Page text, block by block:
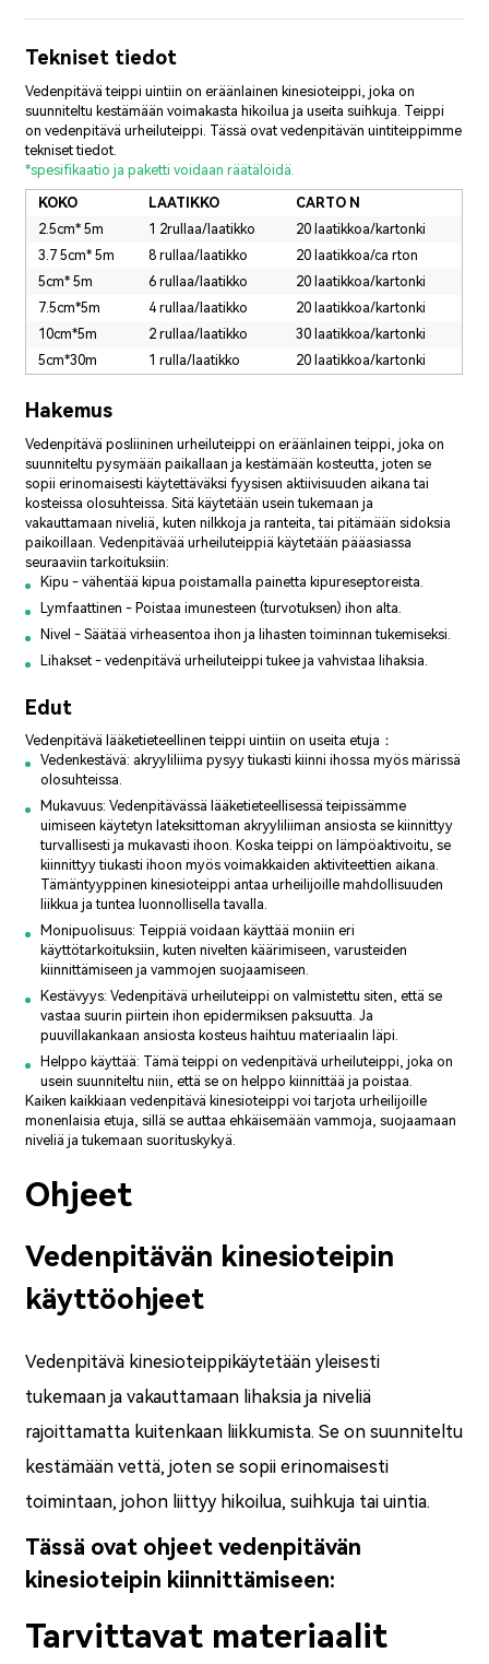
Tekniset tiedot
Vedenpitävä teippi uintiin on eräänlainen kinesioteippi, joka on
suunniteltu kestämään voimakasta hikoilua ja useita suihkuja. Teippi
on vedenpitävä urheiluteippi. Tässä ovat vedenpitävän uintiteippimme
tekniset tiedot.
*spesifikaatio ja paketti voidaan räätälöidä.
KOKO LAATIKKO
CARTO N
2.5cm* 5m
1 2rullaa/laatikko
20 laatikkoa/kartonki
3.7 5cm* 5m
8 rullaa/laatikko
20 laatikkoa/ca rton
5cm* 5m
6 rullaa/laatikko
20 laatikkoa/kartonki
7.5cm*5m
4 rullaa/laatikko
20 laatikkoa/kartonki
10cm*5m
2 rullaa/laatikko
30 laatikkoa/kartonki
5cm*30m
1 rulla/laatikko 20 laatikkoa/kartonki
Hakemus
Vedenpitävä posliininen urheiluteippi on eräänlainen teippi, joka on
suunniteltu pysymään paikallaan ja kestämään kosteutta, joten se
sopii erinomaisesti käytettäväksi fyysisen aktiivisuuden aikana tai
kosteissa olosuhteissa. Sitä käytetään usein tukemaan ja
vakauttamaan niveliä, kuten nilkkoja ja ranteita, tai pitämään sidoksia
paikoillaan. Vedenpitävää urheiluteippiä käytetään pääasiassa
seuraaviin tarkoituksiin:
Kipu - vähentää kipua poistamalla painetta kipureseptoreista.
Lymfaattinen - Poistaa imunesteen (turvotuksen) ihon alta.
Nivel - Säätää virheasentoa ihon ja lihasten toiminnan tukemiseksi.
Lihakset - vedenpitävä urheiluteippi tukee ja vahvistaa lihaksia.
Edut
Vedenpitävä lääketieteellinen teippi uintiin on useita etuja：
Vedenkestävä: akryyliliima pysyy tiukasti kiinni ihossa myös märissä
olosuhteissa.
Mukavuus: Vedenpitävässä lääketieteellisessä teipissämme
uimiseen käytetyn lateksittoman akryyliliiman ansiosta se kiinnittyy
turvallisesti ja mukavasti ihoon. Koska teippi on lämpöaktivoitu, se
kiinnittyy tiukasti ihoon myös voimakkaiden aktiviteettien aikana.
Tämäntyyppinen kinesioteippi antaa urheilijoille mahdollisuuden
liikkua ja tuntea luonnollisella tavalla.
Monipuolisuus: Teippiä voidaan käyttää moniin eri
käyttötarkoituksiin, kuten nivelten käärimiseen, varusteiden
kiinnittämiseen ja vammojen suojaamiseen.
Kestävyys: Vedenpitävä urheiluteippi on valmistettu siten, että se
vastaa suurin piirtein ihon epidermiksen paksuutta. Ja
puuvillakankaan ansiosta kosteus haihtuu materiaalin läpi.
Helppo käyttää: Tämä teippi on vedenpitävä urheiluteippi, joka on
usein suunniteltu niin, että se on helppo kiinnittää ja poistaa.
Kaiken kaikkiaan vedenpitävä kinesioteippi voi tarjota urheilijoille
monenlaisia etuja, sillä se auttaa ehkäisemään vammoja, suojaamaan
niveliä ja tukemaan suorituskykyä.
Ohjeet
Vedenpitävän kinesioteipin
käyttöohjeet
Vedenpitävä kinesioteippikäytetään yleisesti
tukemaan ja vakauttamaan lihaksia ja niveliä
rajoittamatta kuitenkaan liikkumista. Se on suunniteltu
kestämään vettä, joten se sopii erinomaisesti
toimintaan, johon liittyy hikoilua, suihkuja tai uintia.
Tässä ovat ohjeet vedenpitävän
kinesioteipin kiinnittämiseen:
Tarvittavat materiaalit